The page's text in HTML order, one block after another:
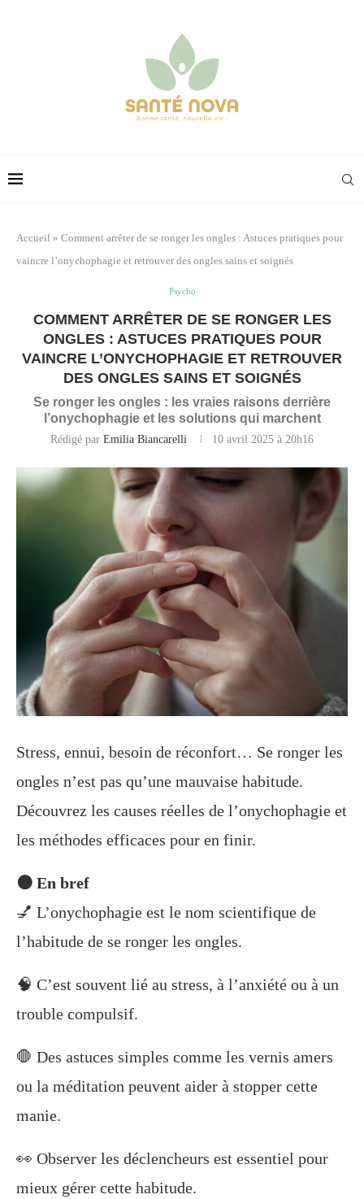
Accueil » Comment arrêter de se ronger les ongles : Astuces pratiques pour
vaincre l’onychophagie et retrouver des ongles sains et soignés
Psycho
COMMENT ARRÊTER DE SE RONGER LES
ONGLES : ASTUCES PRATIQUES POUR
VAINCRE L’ONYCHOPHAGIE ET RETROUVER
DES ONGLES SAINS ET SOIGNÉS
Se ronger les ongles : les vraies raisons derrière
l’onychophagie et les solutions qui marchent
Rédigé par Emilia Biancarelli 10 avril 2025 à 20h16
Stress, ennui, besoin de réconfort… Se ronger les
ongles n’est pas qu’une mauvaise habitude.
Découvrez les causes réelles de l’onychophagie et
les méthodes efficaces pour en finir.
🟠 En bref
💅 L’onychophagie est le nom scientifique de
l’habitude de se ronger les ongles.
🧠 C’est souvent lié au stress, à l’anxiété ou à un
trouble compulsif.
🛑 Des astuces simples comme les vernis amers
ou la méditation peuvent aider à stopper cette
manie.
👀 Observer les déclencheurs est essentiel pour
mieux gérer cette habitude.